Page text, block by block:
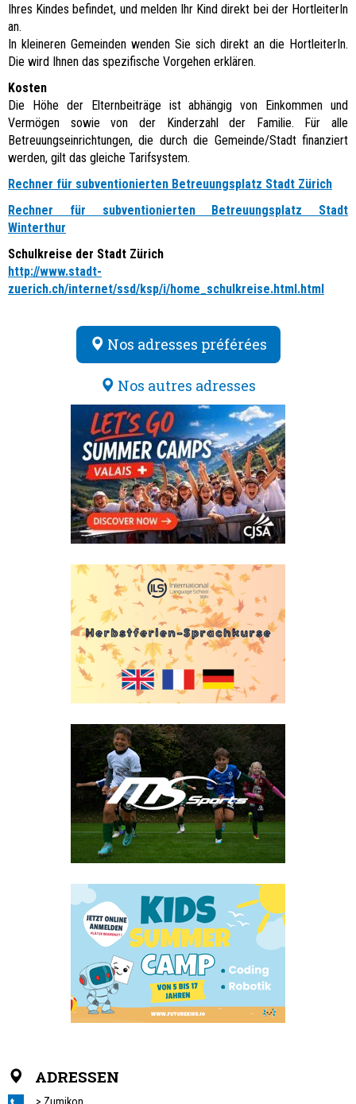
Ihres Kindes befindet, und melden Ihr Kind direkt bei der HortleiterIn
an.
In kleineren Gemeinden wenden Sie sich direkt an die HortleiterIn.
Die wird Ihnen das spezifische Vorgehen erklären.
Kosten
Die Höhe der Elternbeiträge ist abhängig von Einkommen und
Vermögen sowie von der Kinderzahl der Familie. Für alle
Betreuungseinrichtungen, die durch die Gemeinde/Stadt finanziert
werden, gilt das gleiche Tarifsystem.
Rechner für subventionierten Betreuungsplatz Stadt Zürich
Rechner für subventionierten Betreuungsplatz Stadt
Winterthur
Schulkreise der Stadt Zürich
http://www.stadt-
zuerich.ch/internet/ssd/ksp/i/home_schulkreise.html.html
Nos adresses préférées
Nos autres adresses
ADRESSEN